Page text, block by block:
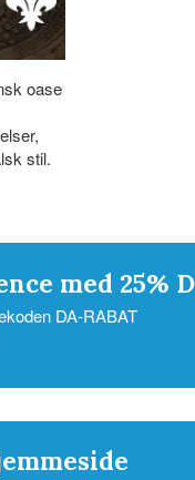
oase
stil.
med 25%
DA-RABAT